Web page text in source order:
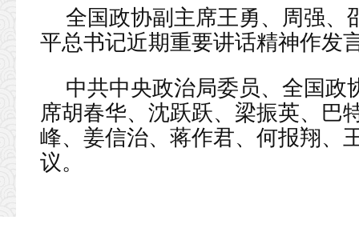
全国政协副主席王勇、周强、
平总书记近期重要讲话精神作发
中共中央政治局委员、全国政
席胡春华、沈跃跃、梁振英、巴
峰、姜信治、蒋作君、何报翔、
议。